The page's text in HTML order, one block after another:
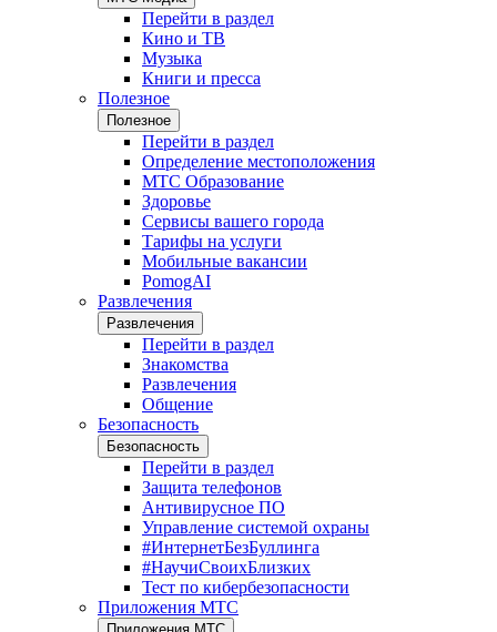
Перейти в раздел
Кино и ТВ
Музыка
Книги и пресса
Полезное
Полезное
Перейти в раздел
Определение местоположения
МТС Образование
Здоровье
Сервисы вашего города
Тарифы на услуги
Мобильные вакансии
PomogAI
Развлечения
Развлечения
Перейти в раздел
Знакомства
Развлечения
Общение
Безопасность
Безопасность
Перейти в раздел
Защита телефонов
Антивирусное ПО
Управление системой охраны
#ИнтернетБезБуллинга
#НаучиСвоихБлизких
Тест по кибербезопасности
Приложения МТС